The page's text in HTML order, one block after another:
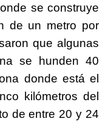
se construye
de un metro por
que algunas
se hunden 40
donde está el
kilómetros del
de entre 20 y 24